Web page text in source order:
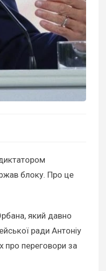
блоку. Про це
який давно
ради Антоніу
про переговори за